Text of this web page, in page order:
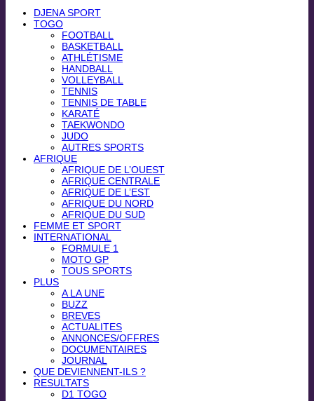
DJENA SPORT
TOGO
FOOTBALL
BASKETBALL
ATHLÉTISME
HANDBALL
VOLLEYBALL
TENNIS
TENNIS DE TABLE
KARATÉ
TAEKWONDO
JUDO
AUTRES SPORTS
AFRIQUE
AFRIQUE DE L’OUEST
AFRIQUE CENTRALE
AFRIQUE DE L’EST
AFRIQUE DU NORD
AFRIQUE DU SUD
FEMME ET SPORT
INTERNATIONAL
FORMULE 1
MOTO GP
TOUS SPORTS
PLUS
A LA UNE
BUZZ
BREVES
ACTUALITES
ANNONCES/OFFRES
DOCUMENTAIRES
JOURNAL
QUE DEVIENNENT-ILS ?
RESULTATS
D1 TOGO